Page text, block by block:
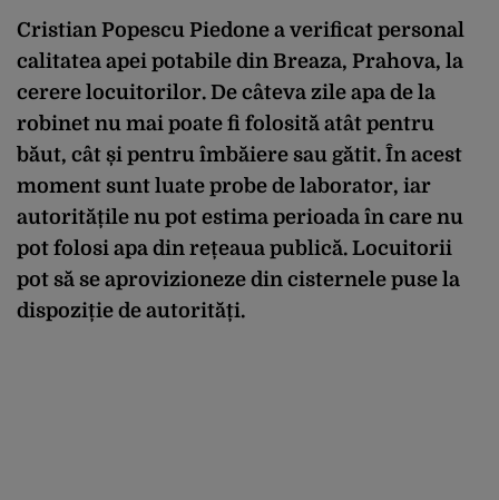
Cristian Popescu Piedone a verificat personal
calitatea apei potabile din Breaza, Prahova, la
cerere locuitorilor. De câteva zile apa de la
robinet nu mai poate fi folosită atât pentru
băut, cât și pentru îmbăiere sau gătit. În acest
moment sunt luate probe de laborator, iar
autoritățile nu pot estima perioada în care nu
pot folosi apa din rețeaua publică. Locuitorii
pot să se aprovizioneze din cisternele puse la
dispoziție de autorități.